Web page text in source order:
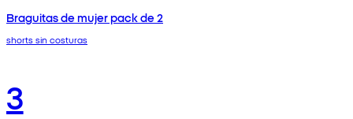
Braguitas de mujer pack de 2
shorts sin costuras
3